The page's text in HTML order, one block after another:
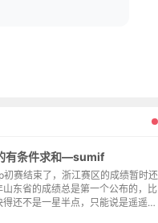
有条件求和—sumif
赛结束了，浙江赛区的成绩暂时还
山东省的成绩总是第一个公布的，比
还不是一星半点，只能说是遥遥领